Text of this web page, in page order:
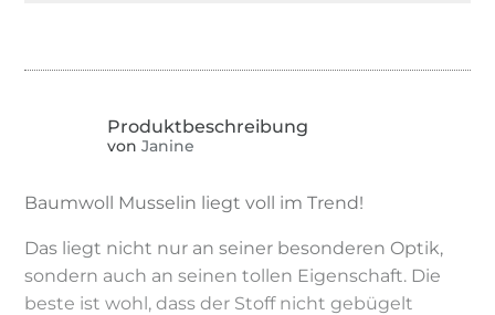
von Janine
Baumwoll Musselin liegt voll im Trend!
Das liegt nicht nur an seiner besonderen Optik,
sondern auch an seinen tollen Eigenschaft. Die
beste ist wohl, dass der Stoff nicht gebügelt